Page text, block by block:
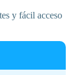
y fácil acceso